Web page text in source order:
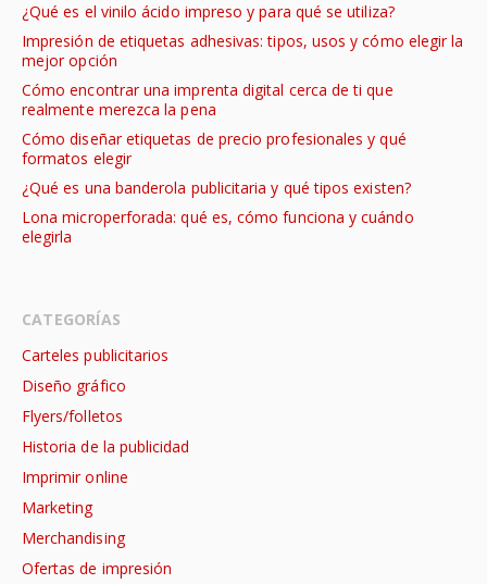
¿Qué es el vinilo ácido impreso y para qué se utiliza?
Impresión de etiquetas adhesivas: tipos, usos y cómo elegir la
mejor opción
Cómo encontrar una imprenta digital cerca de ti que
realmente merezca la pena
Cómo diseñar etiquetas de precio profesionales y qué
formatos elegir
¿Qué es una banderola publicitaria y qué tipos existen?
Lona microperforada: qué es, cómo funciona y cuándo
elegirla
CATEGORÍAS
Carteles publicitarios
Diseño gráfico
Flyers/folletos
Historia de la publicidad
Imprimir online
Marketing
Merchandising
Ofertas de impresión